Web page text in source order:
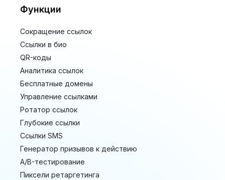
Функции
Сокращение ссылок
Ссылки в био
QR-коды
Аналитика ссылок
Бесплатные домены
Управление ссылками
Ротатор ссылок
Глубокие ссылки
Ссылки SMS
Генератор призывов к действию
A/B-тестирование
Пиксели ретаргетинга